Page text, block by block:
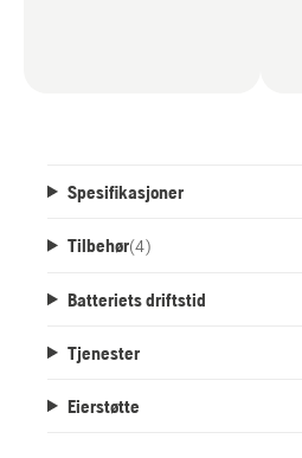
Spesifikasjoner
Tilbehør(4)
Batteriets driftstid
Tjenester
Eierstøtte